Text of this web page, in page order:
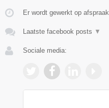
Er wordt gewerkt op afspraak.
Laatste facebook posts ▼
Sociale media: